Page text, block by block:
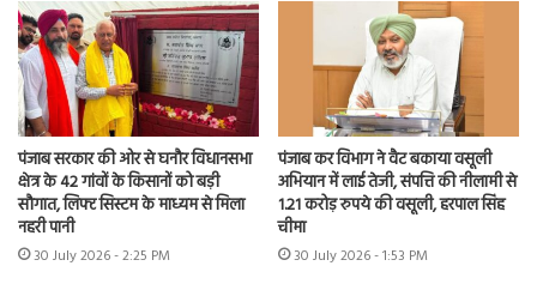
पंजाब सरकार की ओर से घनौर विधानसभा
क्षेत्र के 42 गांवों के किसानों को बड़ी
सौगात, लिफ्ट सिस्टम के माध्यम से मिला
नहरी पानी
30 July 2026 - 2:25 PM
पंजाब कर विभाग ने वैट बकाया वसूली
अभियान में लाई तेजी, संपत्ति की नीलामी से
1.21 करोड़ रुपये की वसूली, हरपाल सिंह
चीमा
30 July 2026 - 1:53 PM